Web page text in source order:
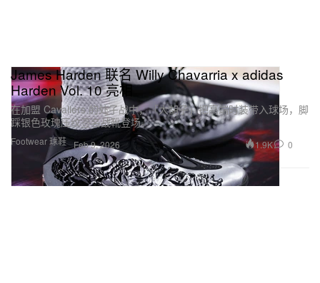
Footwear 球鞋
James Harden 联名 Willy Chavarria x adidas
Harden Vol. 10 亮相
在加盟 Cavaliers 的处子战中，「大胡子」把高端时装带入球场，脚
踩银色玫瑰压纹签名战靴登场。
Feb 9, 2026 1.9K 0